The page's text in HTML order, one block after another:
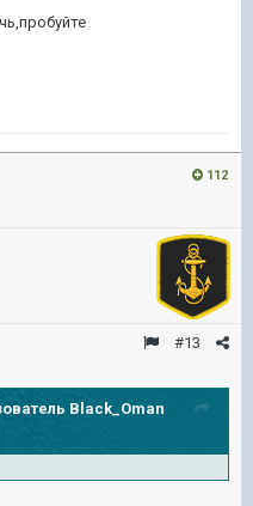
112
#13
Black_Oman